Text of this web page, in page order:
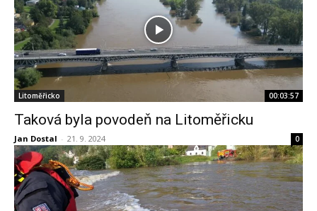
Litoměřicko 00:03:57
Taková byla povodeň na Litoměřicku
Jan Dostal - 21. 9. 2024 0